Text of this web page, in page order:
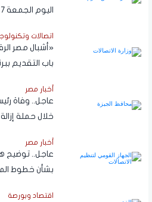
اليوم الجمعة 7 أغسطس 2026
اتصالات
«أشبال مصر
باب التقديم
أخبار مصر
عاجل.. وفاة
خلال حملة إزالة
أخبار مصر
عاجل.. توضيح
بشأن خطوط
اقتصاد وبورصة